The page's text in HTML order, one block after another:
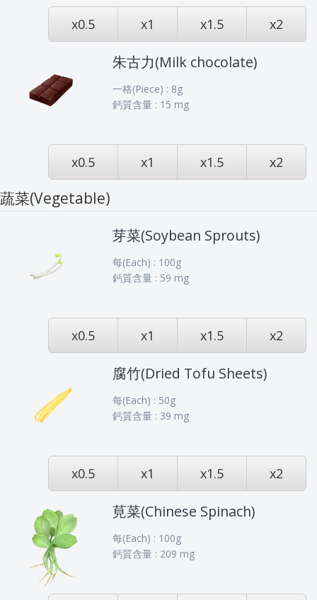
x0.5 x1 x1.5 x2
朱古力(Milk chocolate)
一格(Piece) : 8g
鈣質含量 : 15 mg
x0.5 x1 x1.5 x2
蔬菜(Vegetable)
芽菜(Soybean Sprouts)
每(Each) : 100g
鈣質含量 : 59 mg
x0.5 x1 x1.5 x2
腐竹(Dried Tofu Sheets)
每(Each) : 50g
鈣質含量 : 39 mg
x0.5 x1 x1.5 x2
莧菜(Chinese Spinach)
每(Each) : 100g
鈣質含量 : 209 mg